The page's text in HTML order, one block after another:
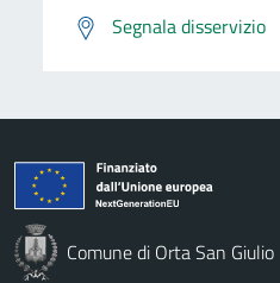
Segnala disservizio
Comune di Orta San Giulio